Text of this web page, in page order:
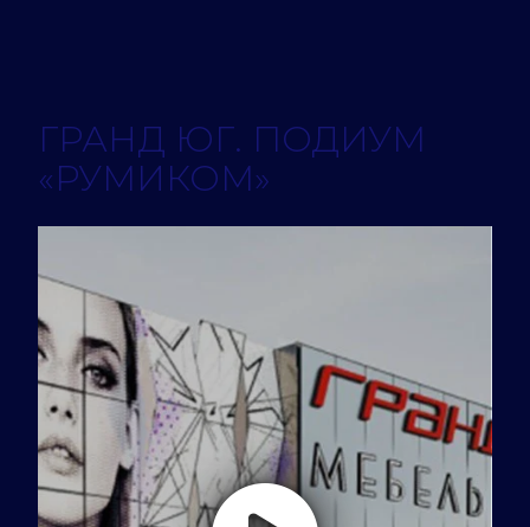
ГРАНД ЮГ. ПОДИУМ
«РУМИКОМ»